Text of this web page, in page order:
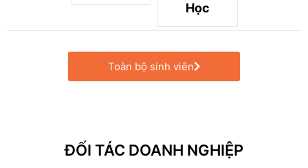
Học
Toàn bộ sinh viên
ĐỐI TÁC DOANH NGHIỆP